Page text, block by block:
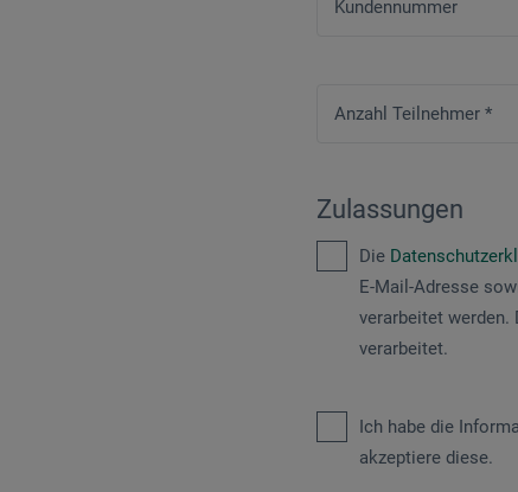
Kundennummer
Anzahl Teilnehmer *
Zulassungen
Die
E-Mail-Adresse
verarbeitet werden.
verarbeitet.
Ich habe die
akzeptiere diese.